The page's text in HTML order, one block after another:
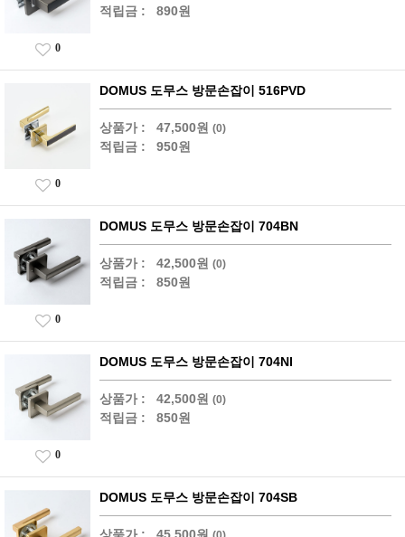
적립금 : 890원
0
DOMUS 도무스 방문손잡이 516PVD
상품가 : 47,500원 (0)
적립금 : 950원
0
DOMUS 도무스 방문손잡이 704BN
상품가 : 42,500원 (0)
적립금 : 850원
0
DOMUS 도무스 방문손잡이 704NI
상품가 : 42,500원 (0)
적립금 : 850원
0
DOMUS 도무스 방문손잡이 704SB